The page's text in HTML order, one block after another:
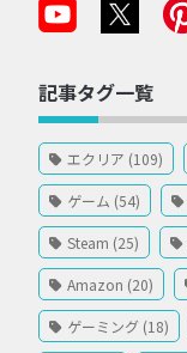
記事タグ一覧
エクリア (109)
ゲーム (54)
Steam (25)
Amazon (20)
ゲーミング (18)